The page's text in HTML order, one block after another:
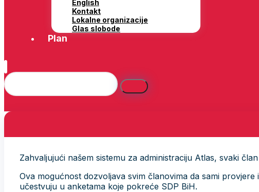
English
Kontakt
Lokalne organizacije
Glas slobode
Plan
Zahvaljujući našem sistemu za administraciju Atlas, svaki
Ova mogućnost dozvoljava svim članovima da sami
učestvuju u anketama koje pokreće SDP BiH.